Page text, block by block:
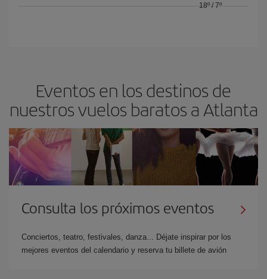
18º/ 7º
Eventos en los destinos de
nuestros vuelos baratos a Atlanta
Consulta los próximos eventos
Conciertos, teatro, festivales, danza... Déjate inspirar por los
mejores eventos del calendario y reserva tu billete de avión